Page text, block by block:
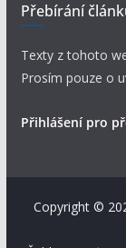
Přebírání
Texty z tohoto
Prosím pouze o
Přihlášení pro
Copyright ©